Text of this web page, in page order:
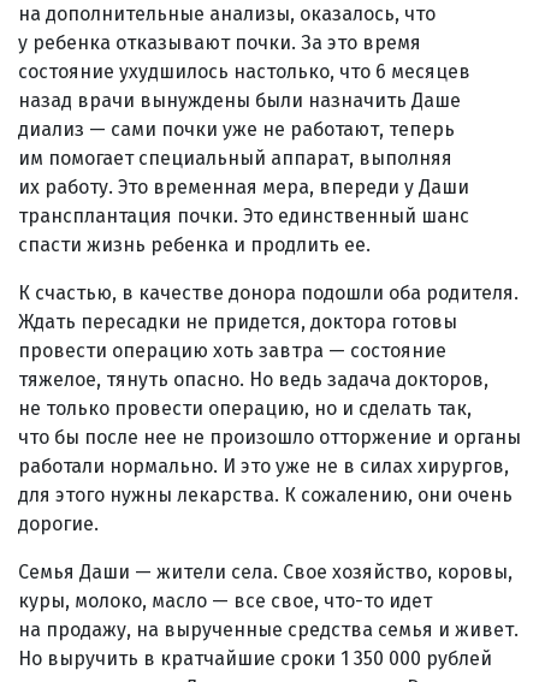
на дополнительные анализы, оказалось, что
у ребенка отказывают почки. За это время
состояние ухудшилось настолько, что 6 месяцев
назад врачи вынуждены были назначить Даше
диализ — сами почки уже не работают, теперь
им помогает специальный аппарат, выполняя
их работу. Это временная мера, впереди у Даши
трансплантация почки. Это единственный шанс
спасти жизнь ребенка и продлить ее.
К счастью, в качестве донора подошли оба родителя.
Ждать пересадки не придется, доктора готовы
провести операцию хоть завтра — состояние
тяжелое, тянуть опасно. Но ведь задача докторов,
не только провести операцию, но и сделать так,
что бы после нее не произошло отторжение и органы
работали нормально. И это уже не в силах хирургов,
для этого нужны лекарства. К сожалению, они очень
дорогие.
Семья Даши — жители села. Свое хозяйство, коровы,
куры, молоко, масло — все свое, что-то идет
на продажу, на вырученные средства семья и живет.
Но выручить в кратчайшие сроки 1 350 000 рублей